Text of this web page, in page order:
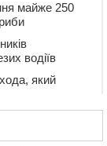
майже 250
водіїв
який